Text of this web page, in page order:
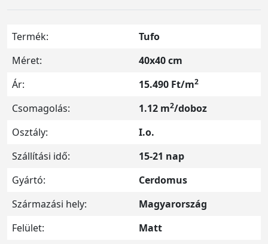
Termék:
Tufo
Méret:
40x40 cm
Ár:
15.490 Ft/m2
Csomagolás: 1.12 m2/doboz
Osztály:
I.o.
Szállítási idő:
15-21 nap
Gyártó:
Cerdomus
Származási hely:
Magyarország
Felület:
Matt